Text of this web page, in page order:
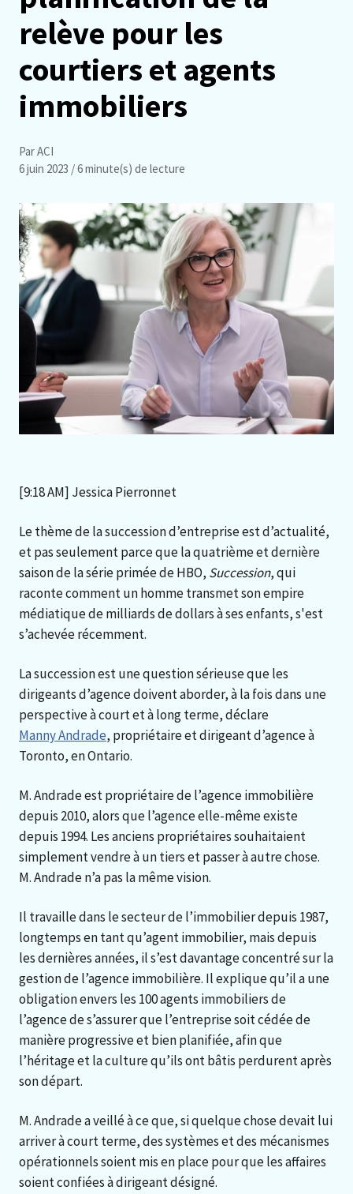
relève pour les
courtiers et agents
immobiliers
Par ACI
6 juin 2023 / 6 minute(s) de lecture
[9:18 AM] Jessica Pierronnet
Le thème de la succession d’entreprise est d’actualité,
et pas seulement parce que la quatrième et dernière
saison de la série primée de HBO, Succession, qui
raconte comment un homme transmet son empire
médiatique de milliards de dollars à ses enfants, s'est
s’achevée récemment.
La succession est une question sérieuse que les
dirigeants d’agence doivent aborder, à la fois dans une
perspective à court et à long terme, déclare
Manny Andrade, propriétaire et dirigeant d’agence à
Toronto, en Ontario.
M. Andrade est propriétaire de l’agence immobilière
depuis 2010, alors que l’agence elle-même existe
depuis 1994. Les anciens propriétaires souhaitaient
simplement vendre à un tiers et passer à autre chose.
M. Andrade n’a pas la même vision.
Il travaille dans le secteur de l’immobilier depuis 1987,
longtemps en tant qu’agent immobilier, mais depuis
les dernières années, il s’est davantage concentré sur la
gestion de l’agence immobilière. Il explique qu’il a une
obligation envers les 100 agents immobiliers de
l’agence de s’assurer que l’entreprise soit cédée de
manière progressive et bien planifiée, afin que
l’héritage et la culture qu’ils ont bâtis perdurent après
son départ.
M. Andrade a veillé à ce que, si quelque chose devait lui
arriver à court terme, des systèmes et des mécanismes
opérationnels soient mis en place pour que les affaires
soient confiées à dirigeant désigné.